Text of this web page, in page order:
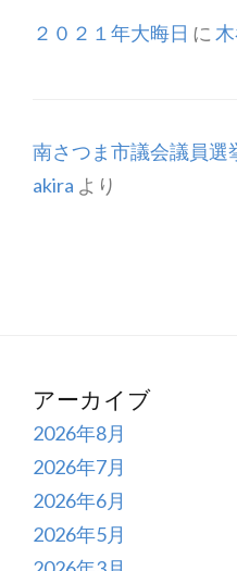
２０２１年大晦日 に
南さつま市議会議員選
akira より
アーカイブ
2026年8月
2026年7月
2026年6月
2026年5月